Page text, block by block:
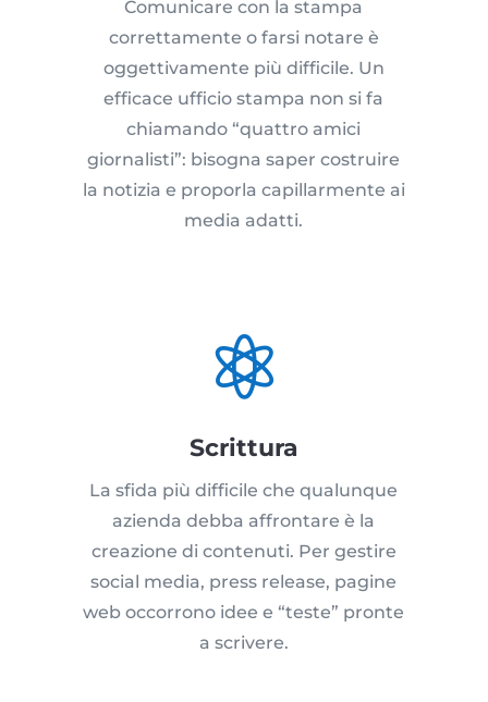
Comunicare con la stampa
correttamente o farsi notare è
oggettivamente più difficile. Un
efficace ufficio stampa non si fa
chiamando “quattro amici
giornalisti”: bisogna saper costruire
la notizia e proporla capillarmente ai
media adatti.

Scrittura
La sfida più difficile che qualunque
azienda debba affrontare è la
creazione di contenuti. Per gestire
social media, press release, pagine
web occorrono idee e “teste” pronte
a scrivere.